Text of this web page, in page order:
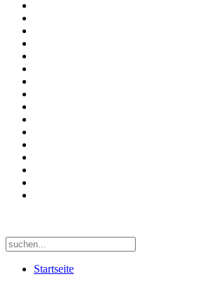
Startseite